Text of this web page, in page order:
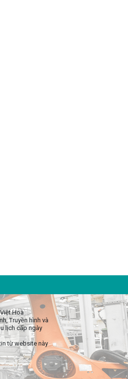
Hoà
Truyền hình và
lịch cấp ngày
từ website này